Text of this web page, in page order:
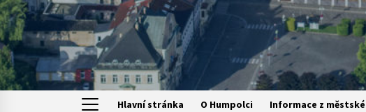
Hlavní stránka O Humpolci Informace z